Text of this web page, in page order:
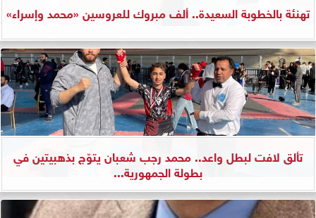
تهنئة بالخطوبة السعيدة.. ألف مبروك للعروسين «محمد وإسراء»
تألق لافت لبطل واعد.. محمد رجب شعبان يتوّج بذهبيتين في
بطولة الجمهورية...